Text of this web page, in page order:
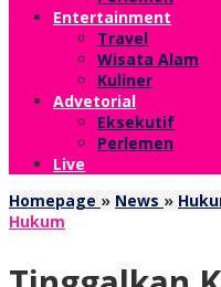
Entertainment
Travel
Wisata Alam
Kuliner
Advetorial
Eksekutif
Perlemen
Live
Homepage » News »
Hukum